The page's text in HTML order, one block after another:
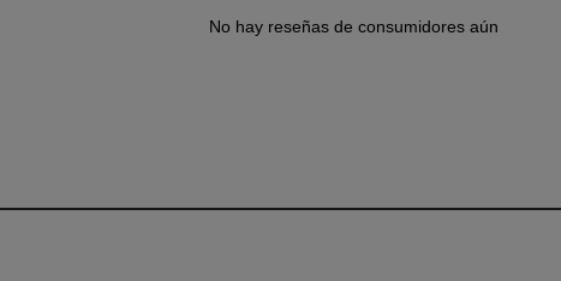
No hay reseñas de consumidores aún